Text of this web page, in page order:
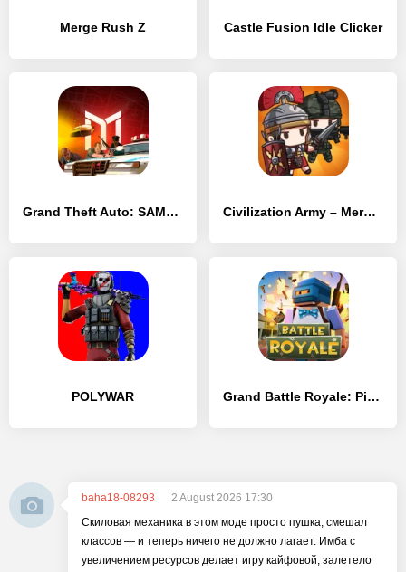
Merge Rush Z Castle Fusion Idle Clicker
Grand Theft Auto: SAMP от Mordor RP Civilization Army – Merge Idle
POLYWAR Grand Battle Royale: Pixel FPS
baha18-08293
2 August 2026 17:30
Скиловая механика в этом моде просто пушка, смешал
классов — и теперь ничего не должно лагает. Имба с
увеличением ресурсов делает игру кайфовой, залетело